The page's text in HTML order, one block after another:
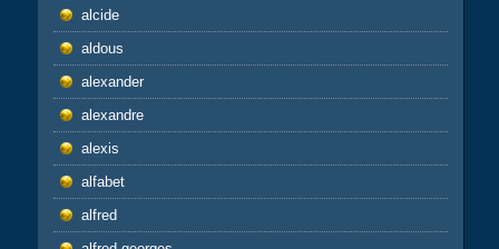
alcide
aldous
alexander
alexandre
alexis
alfabet
alfred